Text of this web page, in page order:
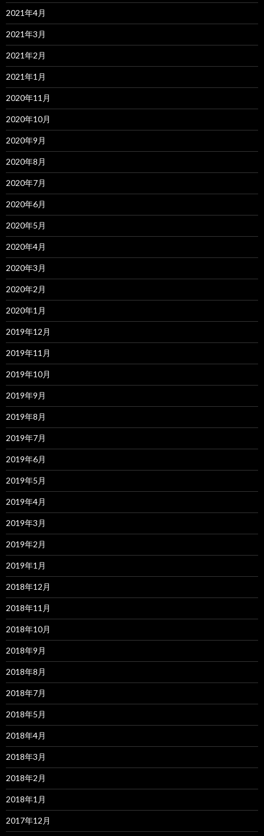
2021年4月
2021年3月
2021年2月
2021年1月
2020年11月
2020年10月
2020年9月
2020年8月
2020年7月
2020年6月
2020年5月
2020年4月
2020年3月
2020年2月
2020年1月
2019年12月
2019年11月
2019年10月
2019年9月
2019年8月
2019年7月
2019年6月
2019年5月
2019年4月
2019年3月
2019年2月
2019年1月
2018年12月
2018年11月
2018年10月
2018年9月
2018年8月
2018年7月
2018年5月
2018年4月
2018年3月
2018年2月
2018年1月
2017年12月